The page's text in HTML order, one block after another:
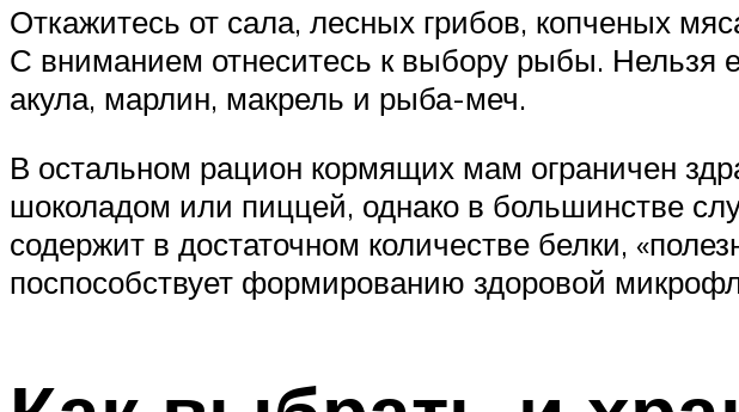
Откажитесь от сала, лесных грибов, копченых
С вниманием отнеситесь к выбору рыбы. Нельзя
акула, марлин, макрель и рыба-меч.
В остальном рацион кормящих мам ограничен
шоколадом или пиццей, однако в большинстве
содержит в достаточном количестве белки,
поспособствует формированию здоровой